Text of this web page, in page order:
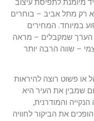
מיומנת לתפיסת עיצוב
רק מתל אביב – בוחרים
במיוחד. המחירים
הערך שמקבלים – מראה
– שווה הרבה יותר
או פשוט רוצה להיראות
שמבין את העיר היא
והמודרנית,
את הביקור לחוויה